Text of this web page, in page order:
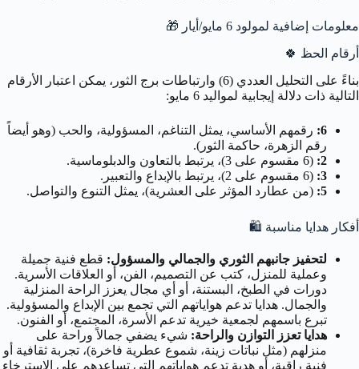
معلومات إضافية لمولود 6 مايو/أيار 🎁
أرقام الحظ 🍀
بناءً على التحليل العددي (6) وارتباطات برج الثور، يمكن اعتبار الأرقام
التالية ذات دلالة إيجابية لمواليد 6 مايو:
6: رقمهم الأساسي، يمثل التناغم، المسؤولية، والحب (وهو أيضاً
رقم الزهرة، حاكمة الثور).
2: (6 مقسوم على 3)، يرتبط بالتعاون والدبلوماسية.
3: (6 مقسوم على 2)، يرتبط بالإبداع والتعبير.
5: (من عطارد المؤثر على العشرية)، يمثل التنوع والتواصل.
أفكار هدايا مناسبة 🛍️
لتحفيز جانبهم الثوري والجمالي والمسؤول: قطع فنية جميلة
وعملية للمنزل، كتب عن التصميم، الفن، أو العلاقات الأسرية.
دورات في الطبخ، البستنة، أو أي مجال يعزز الراحة المنزلية
والجمال. هدايا تدعم هواياتهم التي تجمع بين الإبداع والمسؤولية.
تبرع باسمهم لجمعية خيرية تدعم الأسرة، المجتمع، أو الفنون.
هدايا تعزز التوازن والراحة: شيء يضفي جمالاً وراحة على
منزلهم (مثل نباتات زينة، شموع عطرية فاخرة)، تجربة ثقافية أو
فنية راقية، أو هدية تدعم هواياتهم التي تساعدهم على الاسترخاء